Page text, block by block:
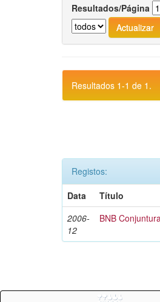
Resultados/Página
Resultados 1-1 de 1.
Registos:
Data
Título
2006-
12
BNB